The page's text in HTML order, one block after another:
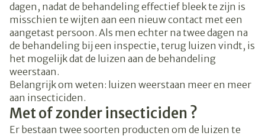
dagen, nadat de behandeling effectief bleek te zijn is
misschien te wijten aan een nieuw contact met een
aangetast persoon. Als men echter na twee dagen na
de behandeling bij een inspectie, terug luizen vindt, is
het mogelijk dat de luizen aan de behandeling
weerstaan.
Belangrijk om weten: luizen weerstaan meer en meer
aan insecticiden.
Met of zonder insecticiden ?
Er bestaan twee soorten producten om de luizen te